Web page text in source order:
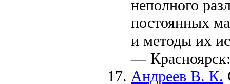
неполного
постоянных
и методы их
—
Андреев В. К.